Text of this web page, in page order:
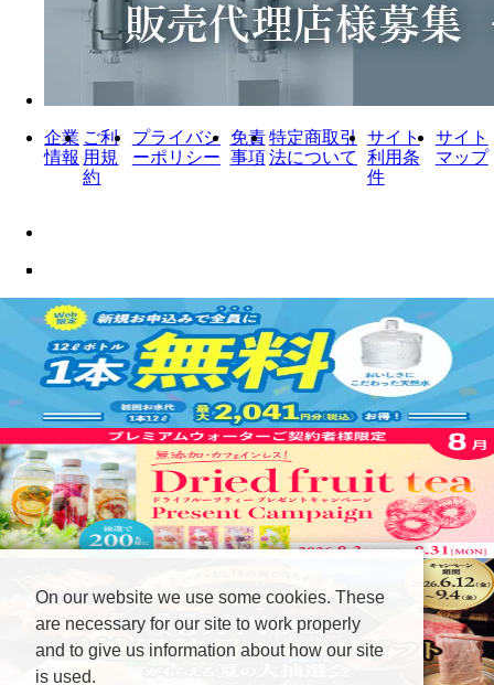
企業
情報
ご利
用規
約
プライバシ
ーポリシー
免責
事項
特定商取引
法について
サイト
利用条
件
サイト
マップ
On our website we use some cookies. These
are necessary for our site to work properly
and to give us information about how our site
is used.